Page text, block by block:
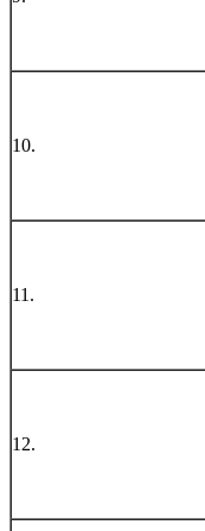
10.
11.
12.